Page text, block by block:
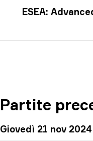
ESEA:
Partite
Giovedì 21 nov 2024